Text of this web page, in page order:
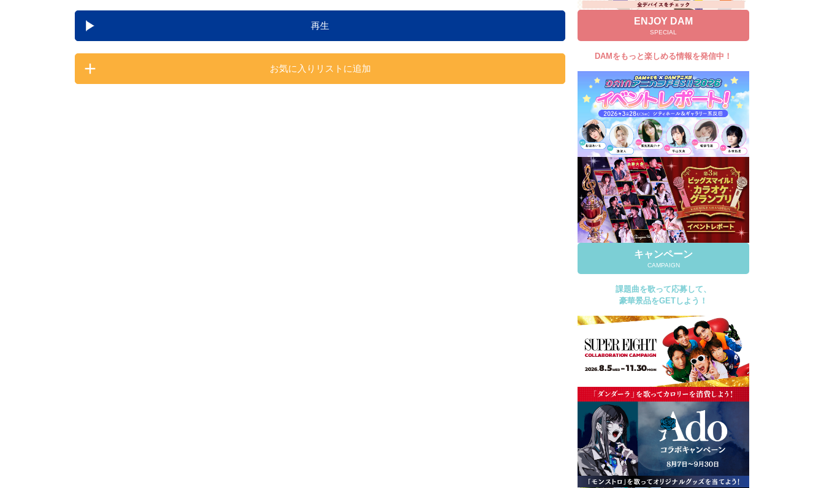
カラオケ最新情報をチェック！
自宅でカラオケ歌い放題！
家族や友達と一緒に！練習にも！
再生
お気に入りリストに追加
ENJOY DAM
SPECIAL
DAMをもっと楽しめる情報を発信中！
キャンペーン
CAMPAIGN
課題曲を歌って応募して、
豪華景品をGETしよう！